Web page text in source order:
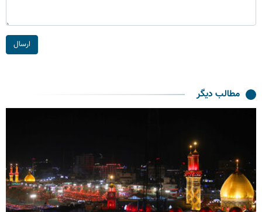
ارسال
مطالب دیگر